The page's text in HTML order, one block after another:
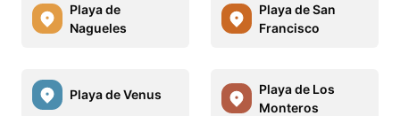
Playa de
Nagueles
Playa de San
Francisco
Playa de Venus
Playa de Los
Monteros